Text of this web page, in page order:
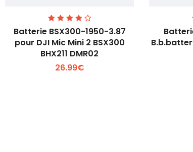
Voir plus +
Batterie BSX300-1950-3.87
pour DJI Mic Mini 2 BSX300
BHX211 DMR02
26.99€